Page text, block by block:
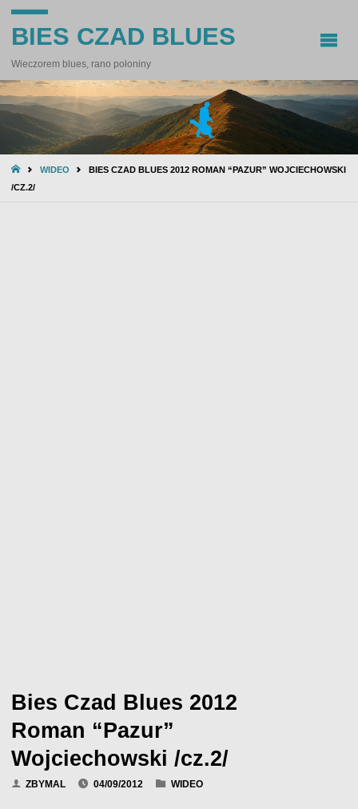
BIES CZAD BLUES
Wieczorem blues, rano połoniny
STRONA
GŁÓWNA
WIDEO
BIES CZAD BLUES 2012 ROMAN “PAZUR” WOJCIECHOWSKI
/CZ.2/
Bies Czad Blues 2012
Roman “Pazur”
Wojciechowski /cz.2/
ZBYMAL 04/09/2012 WIDEO